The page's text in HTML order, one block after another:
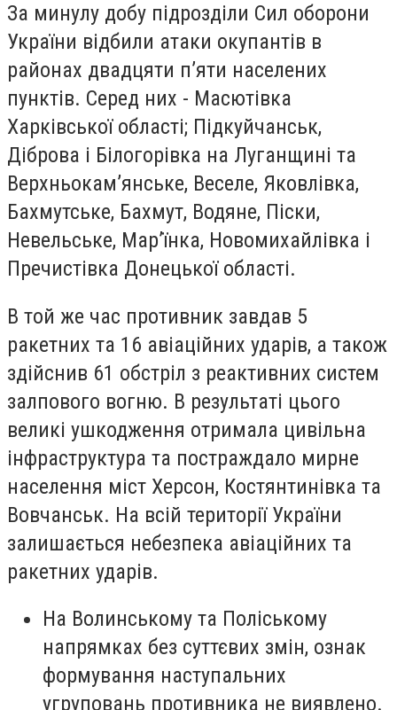
За минулу добу підрозділи Сил оборони
України відбили атаки окупантів в
районах двадцяти п’яти населених
пунктів. Серед них - Масютівка
Харківської області; Підкуйчанськ,
Діброва і Білогорівка на Луганщині та
Верхньокам’янське, Веселе, Яковлівка,
Бахмутське, Бахмут, Водяне, Піски,
Невельське, Мар’їнка, Новомихайлівка і
Пречистівка Донецької області.
В той же час противник завдав 5
ракетних та 16 авіаційних ударів, а також
здійснив 61 обстріл з реактивних систем
залпового вогню. В результаті цього
великі ушкодження отримала цивільна
інфраструктура та постраждало мирне
населення міст Херсон, Костянтинівка та
Вовчанськ. На всій території України
залишається небезпека авіаційних та
ракетних ударів.
На Волинському та Поліському
напрямках без суттєвих змін, ознак
формування наступальних
угруповань противника не виявлено.